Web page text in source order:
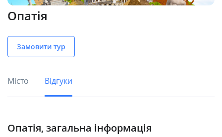
Опатія
Замовити тур
Місто Відгуки
Опатія, загальна інформація